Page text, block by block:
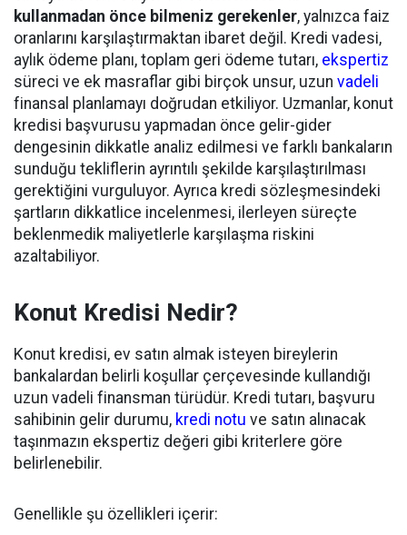
kullanmadan önce bilmeniz gerekenler, yalnızca faiz
oranlarını karşılaştırmaktan ibaret değil. Kredi vadesi,
aylık ödeme planı, toplam geri ödeme tutarı, ekspertiz
süreci ve ek masraflar gibi birçok unsur, uzun vadeli
finansal planlamayı doğrudan etkiliyor. Uzmanlar, konut
kredisi başvurusu yapmadan önce gelir-gider
dengesinin dikkatle analiz edilmesi ve farklı bankaların
sunduğu tekliflerin ayrıntılı şekilde karşılaştırılması
gerektiğini vurguluyor. Ayrıca kredi sözleşmesindeki
şartların dikkatlice incelenmesi, ilerleyen süreçte
beklenmedik maliyetlerle karşılaşma riskini
azaltabiliyor.
Konut Kredisi Nedir?
Konut kredisi, ev satın almak isteyen bireylerin
bankalardan belirli koşullar çerçevesinde kullandığı
uzun vadeli finansman türüdür. Kredi tutarı, başvuru
sahibinin gelir durumu, kredi notu ve satın alınacak
taşınmazın ekspertiz değeri gibi kriterlere göre
belirlenebilir.
Genellikle şu özellikleri içerir: